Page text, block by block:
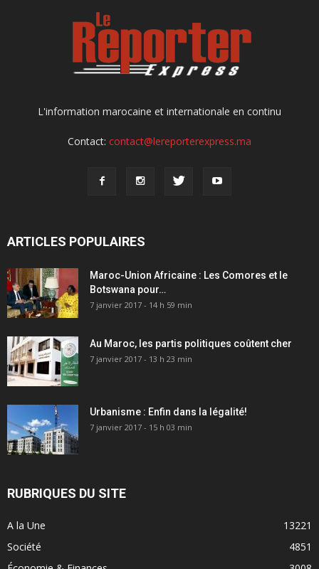
L'information marocaine et internationale en continu
Contact: contact@lereporterexpress.ma
ARTICLES POPULAIRES
Maroc-Union Africaine : Les Comores et le
Botswana pour…
7 janvier 2017 - 14 h 59 min
Au Maroc, les partis politiques coûtent cher
7 janvier 2017 - 13 h 23 min
Urbanisme : Enfin dans la légalité!
7 janvier 2017 - 15 h 03 min
RUBRIQUES DU SITE
A la Une
13221
Société
4851